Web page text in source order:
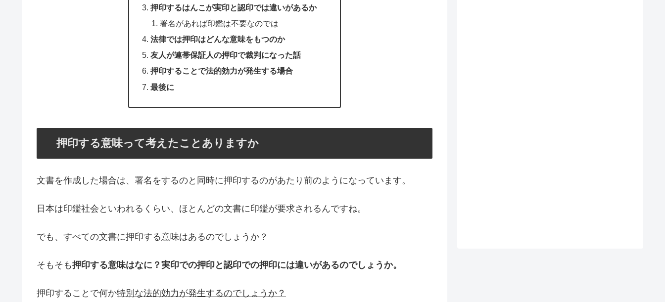
押印するはんこが実印と認印では違いがあるか
署名があれば印鑑は不要なのでは
法律では押印はどんな意味をもつのか
友人が連帯保証人の押印で裁判になった話
押印することで法的効力が発生する場合
最後に
押印する意味って考えたことありますか
文書を作成した場合は、署名をするのと同時に押印するのがあたり前のようになっています。
日本は印鑑社会といわれるくらい、ほとんどの文書に印鑑が要求されるんですね。
でも、すべての文書に押印する意味はあるのでしょうか？
そもそも押印する意味はなに？実印での押印と認印での押印には違いがあるのでしょうか。
押印することで何か特別な法的効力が発生するのでしょうか？